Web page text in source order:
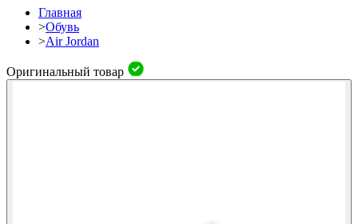
Главная
>Обувь
>Air Jordan
Оригинальный товар